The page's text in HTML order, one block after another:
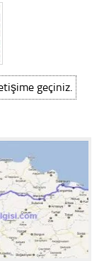
geçiniz.